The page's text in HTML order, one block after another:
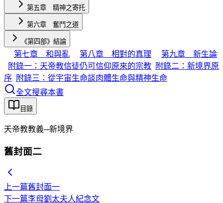
第五章 精神之寄托
第六章 奮鬥之道
《第四部》結論
第七章 和與亂 第八章 相對的真理
第九章 新生論
附錄一：天帝教信徒仍可信仰原來的宗教
附錄二：新境界原
序
附錄三：從宇宙生命談肉體生命與精神生命
全文搜尋本書
目錄
天帝教教義─新境界
舊封面二
上一篇舊封面一
下一篇李母劉太夫人紀念文